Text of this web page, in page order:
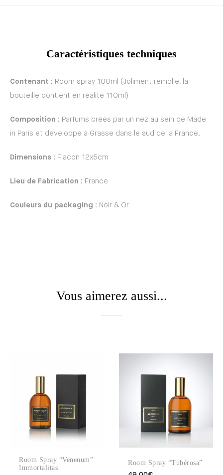
Caractéristiques techniques
Contenant : Room spray 100ml (Joliment remplie, la
bouteille contient en réalité 110ml)
Composition : Parfums créés par un nez au sein de Made
in Paris et développé à Grasse dans le sud de la France.
Dimensions : Flacon 12x5cm
Lieu de Fabrication : France
Couleurs du packaging : Noir & Or
Vous aimerez aussi...
Room Spray “Venenum”
Immortalitas
Room Spray “Tubérosa”